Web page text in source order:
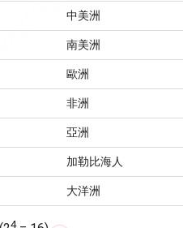
中美洲
南美洲
歐洲
非洲
亞洲
加勒比海人
大洋洲
4